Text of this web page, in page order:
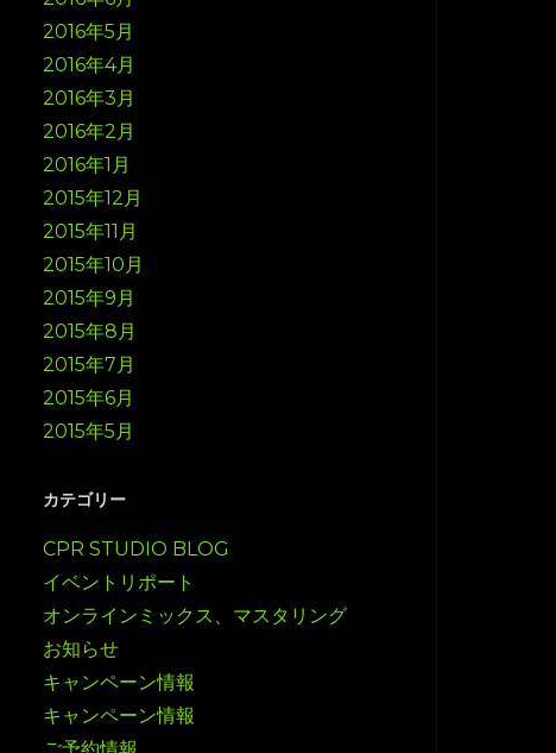
2016年5月
2016年4月
2016年3月
2016年2月
2016年1月
2015年12月
2015年11月
2015年10月
2015年9月
2015年8月
2015年7月
2015年6月
2015年5月
カテゴリー
CPR STUDIO BLOG
イベントリポート
オンラインミックス、マスタリング
お知らせ
キャンペーン情報
キャンペーン情報